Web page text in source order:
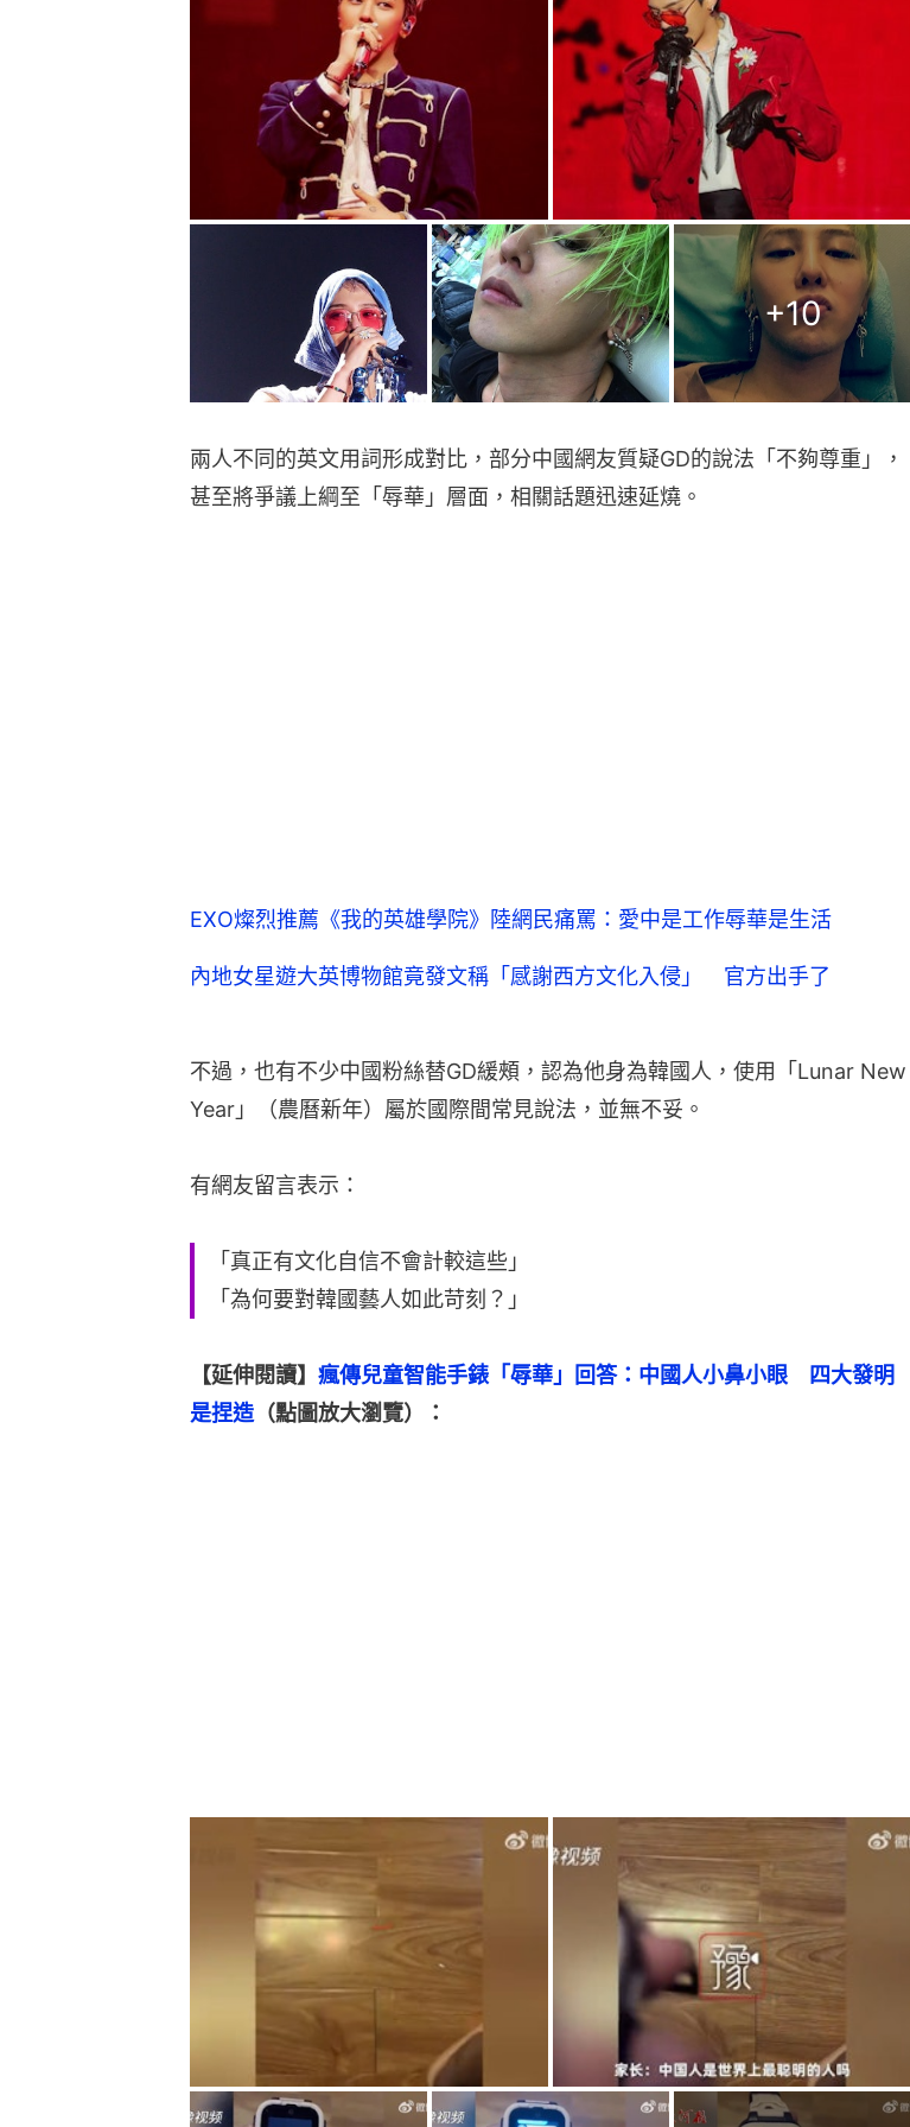
+10
兩人不同的英文用詞形成對比，部分中國網友質疑GD的說法「不夠尊重」，
甚至將爭議上綱至「辱華」層面，相關話題迅速延燒。
EXO燦烈推薦《我的英雄學院》陸網民痛罵：愛中是工作辱華是生活
內地女星遊大英博物館竟發文稱「感謝西方文化入侵」 官方出手了
不過，也有不少中國粉絲替GD緩頰，認為他身為韓國人，使用「Lunar New
Year」（農曆新年）屬於國際間常見說法，並無不妥。
有網友留言表示：
「真正有文化自信不會計較這些」
「為何要對韓國藝人如此苛刻？」
【延伸閱讀】 瘋傳兒童智能手錶「辱華」回答：中國人小鼻小眼　四大發明
是捏造 （點圖放大瀏覽）：